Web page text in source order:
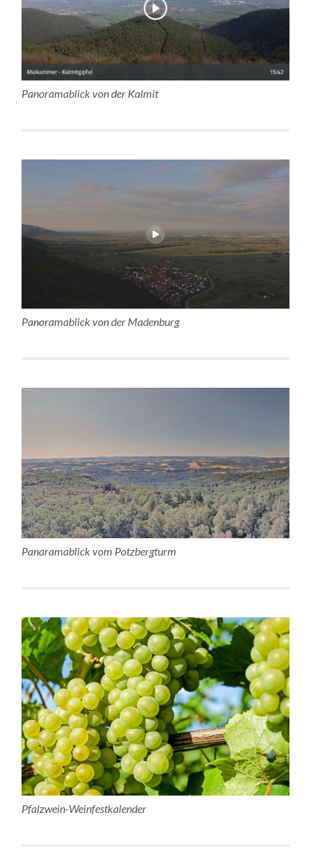
Panoramablick von der Kalmit
Panoramablick von der Madenburg
Panaramablick vom Potzbergturm
Pfalzwein-Weinfestkalender